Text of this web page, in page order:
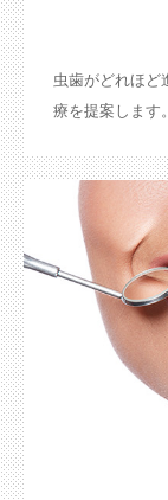
虫歯がどれほど
療を提案します。